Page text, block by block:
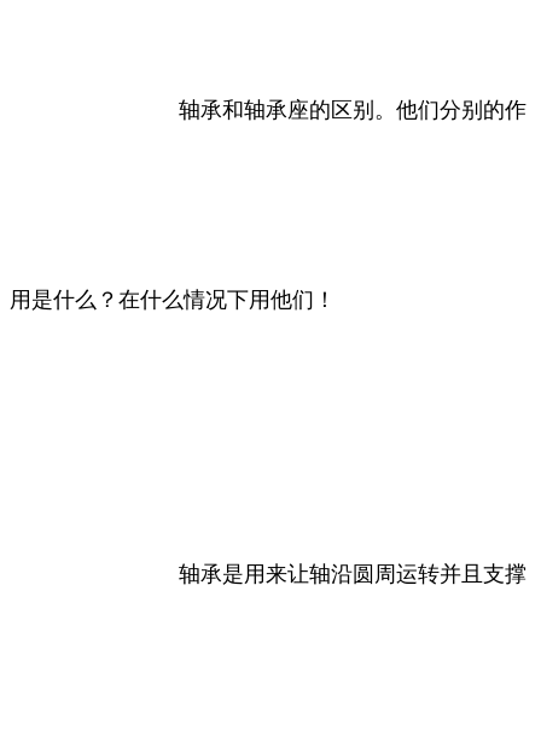
轴承和轴承座的区别。他们分别的作
用是什么？在什么情况下用他们！
轴承是用来让轴沿圆周运转并且支撑